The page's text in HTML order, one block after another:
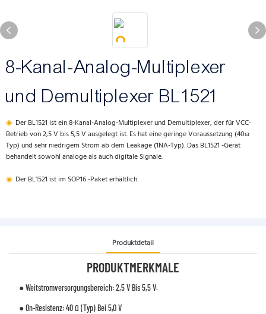
8-Kanal-Analog-Multiplexer
und Demultiplexer BL1521
◉ Der BL1521 ist ein 8-Kanal-Analog-Multiplexer und Demultiplexer, der für VCC-
Betrieb von 2,5 V bis 5,5 V ausgelegt ist. Es hat eine geringe Voraussetzung (40ω
Typ) und sehr niedrigem Strom ab dem Leakage (1NA-Typ). Das BL1521 -Gerät
behandelt sowohl analoge als auch digitale Signale.
◉ Der BL1521 ist im SOP16 -Paket erhältlich.
Produktdetail
PRODUKTMERKMALE
● Weitstromversorgungsbereich: 2,5 V Bis 5,5 V.
● On-Resistenz: 40 Ω (Typ) Bei 5,0 V